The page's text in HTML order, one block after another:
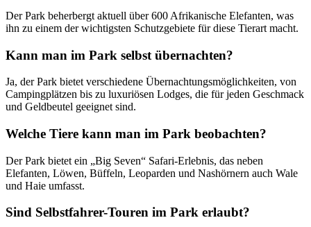
Der Park beherbergt aktuell über 600 Afrikanische Elefanten, was
ihn zu einem der wichtigsten Schutzgebiete für diese Tierart macht.
Kann man im Park selbst übernachten?
Ja, der Park bietet verschiedene Übernachtungsmöglichkeiten, von
Campingplätzen bis zu luxuriösen Lodges, die für jeden Geschmack
und Geldbeutel geeignet sind.
Welche Tiere kann man im Park beobachten?
Der Park bietet ein „Big Seven“ Safari-Erlebnis, das neben
Elefanten, Löwen, Büffeln, Leoparden und Nashörnern auch Wale
und Haie umfasst.
Sind Selbstfahrer-Touren im Park erlaubt?